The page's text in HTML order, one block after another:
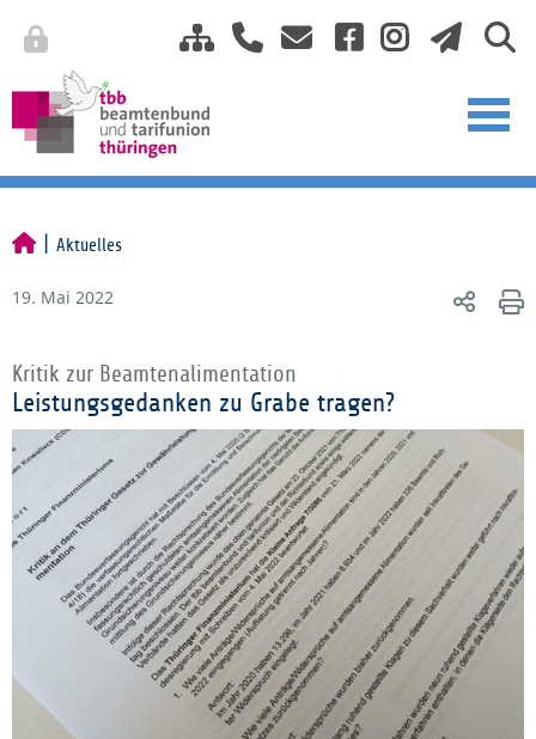
Aktuelles
19. Mai 2022
Kritik zur Beamtenalimentation
Leistungsgedanken zu Grabe tragen?